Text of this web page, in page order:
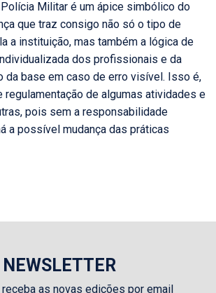
Militar é um ápice simbólico do
que traz consigo não só o tipo de
a instituição, mas também a lógica de
dos profissionais e da
da base em caso de erro visível. Isso é,
regulamentação de algumas atividades e
pois sem a responsabilidade
a possível mudança das práticas
NEWSLETTER
as novas edições por email